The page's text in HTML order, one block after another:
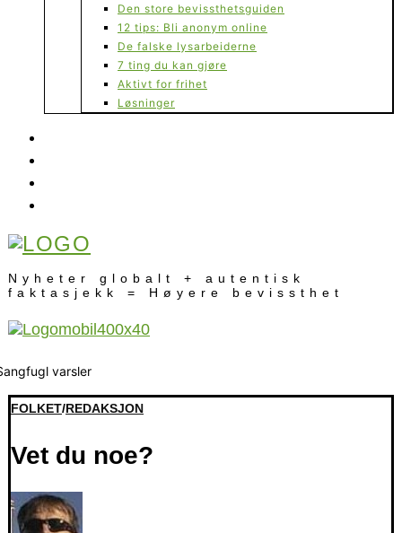
Den store bevissthetsguiden
12 tips: Bli anonym online
De falske lysarbeiderne
7 ting du kan gjøre
Aktivt for frihet
Løsninger
Nyheter globalt + autentisk
faktasjekk = Høyere bevissthet
FOLKET/REDAKSJON
Vet du noe?